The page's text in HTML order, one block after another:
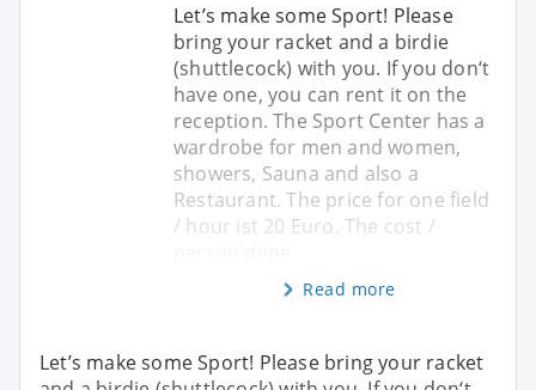
Let’s make some Sport! Please
bring your racket and a birdie
(shuttlecock) with you. If you don‘t
have one, you can rent it on the
reception. The Sport Center has a
wardrobe for men and women,
showers, Sauna and also a
Restaurant. The price for one field
/ hour ist 20 Euro. The cost /
Read more
Let’s make some Sport! Please bring your racket